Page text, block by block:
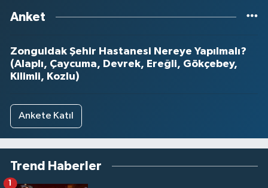
Anket
Zonguldak Şehir Hastanesi Nereye Yapılmalı?
(Alaplı, Çaycuma, Devrek, Ereğli, Gökçebey,
Kilimli, Kozlu)
Ankete Katıl
Trend Haberler
1